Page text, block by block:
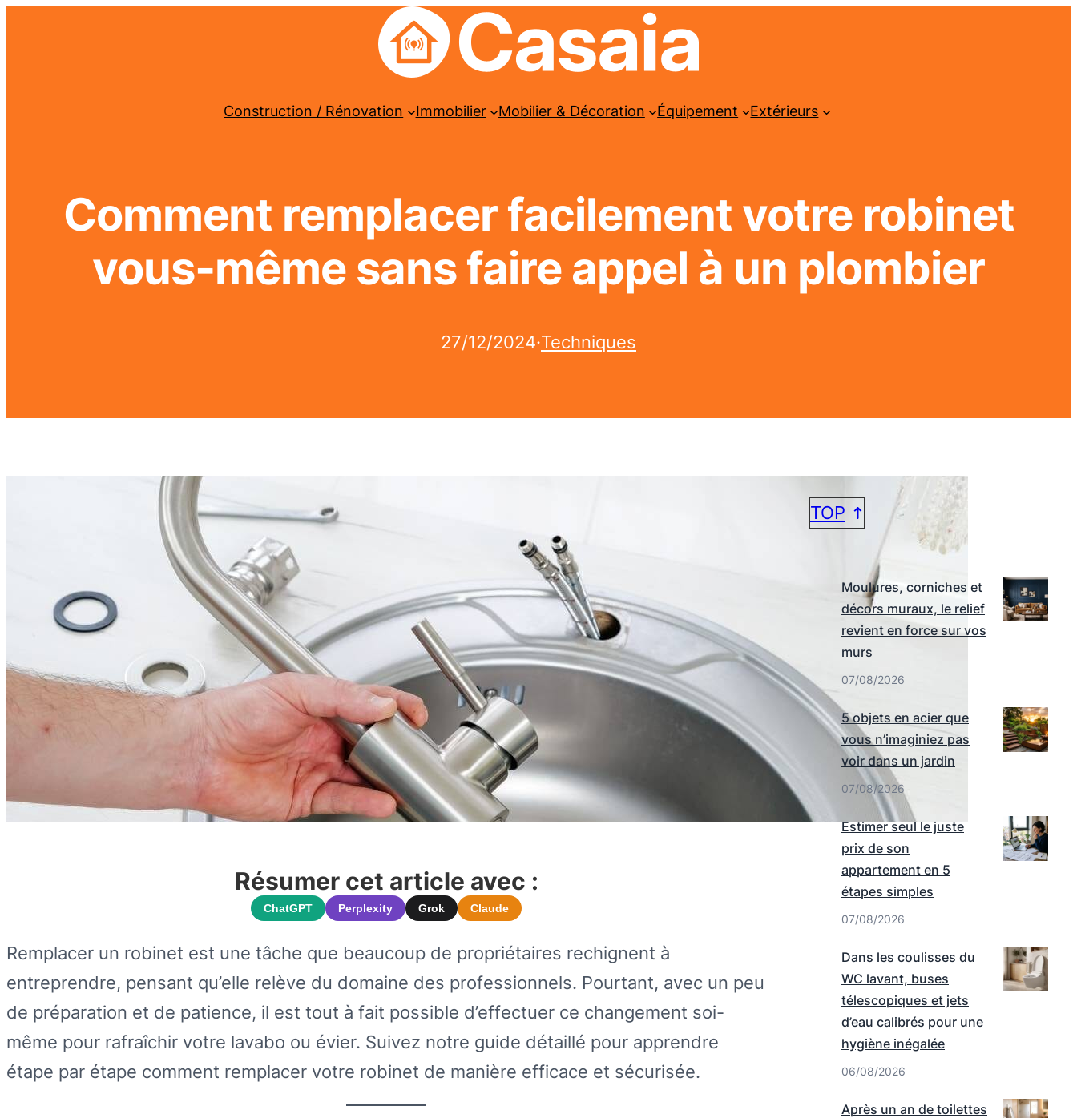
Construction / Rénovation Immobilier Mobilier & Décoration Équipement Extérieurs
Comment remplacer facilement votre robinet
vous-même sans faire appel à un plombier
27/12/2024·Techniques
Résumer cet article avec :
ChatGPT Perplexity Grok Claude
Remplacer un robinet est une tâche que beaucoup de propriétaires rechignent à
entreprendre, pensant qu’elle relève du domaine des professionnels. Pourtant, avec un peu
de préparation et de patience, il est tout à fait possible d’effectuer ce changement soi-
même pour rafraîchir votre lavabo ou évier. Suivez notre guide détaillé pour apprendre
étape par étape comment remplacer votre robinet de manière efficace et sécurisée.
TOP
DERNIERS ARTICLES
Moulures, corniches et
décors muraux, le relief
revient en force sur vos
murs
07/08/2026
5 objets en acier que
vous n’imaginiez pas
voir dans un jardin
07/08/2026
Estimer seul le juste
prix de son
appartement en 5
étapes simples
07/08/2026
Dans les coulisses du
WC lavant, buses
télescopiques et jets
d’eau calibrés pour une
hygiène inégalée
06/08/2026
Après un an de toilettes